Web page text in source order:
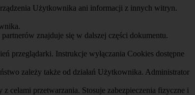
Użytkownika ani informacji z innych witryn.
znajduje się w dalszej części dokumentu.
przeglądarki. Instrukcje wyłączania Cookies dostępne
zależy także od działań Użytkownika. Administrator
celami przetwarzania. Stosuje zabezpieczenia fizyczne i